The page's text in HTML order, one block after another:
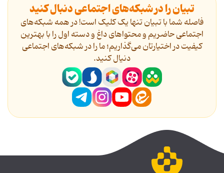
تبیان را در شبکه‌های اجتماعی دنبال کنید
فاصله شما با تبیان تنها یک کلیک است! در همه شبکه‌های
اجتماعی حاضریم و محتواهای داغ و دسته اول را با بهترین
کیفیت در اختیارتان می‌گذاریم؛ ما را در شبکه‌های اجتماعی
دنیال کنید.